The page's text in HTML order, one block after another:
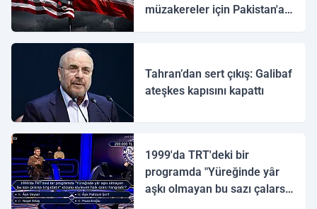
müzakereler için Pakistan'a
Tahran’dan sert çıkış: Galibaf
ateşkes kapısını kapattı
1999'da TRT'deki bir
programda "Yüreğinde yâr
aşkı olmayan bu sazı çalarsa